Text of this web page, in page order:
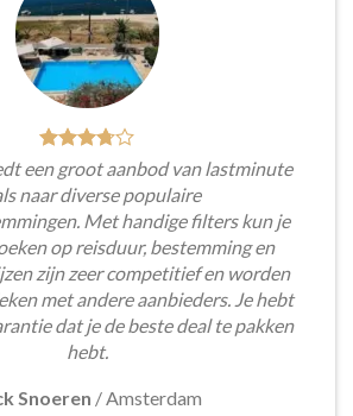
een groot aanbod van lastminute
naar diverse populaire
Met handige filters kun je
op reisduur, bestemming en
zijn zeer competitief en worden
met andere aanbieders. Je hebt
dat je de beste deal te pakken
hebt.
Snoeren /Amsterdam